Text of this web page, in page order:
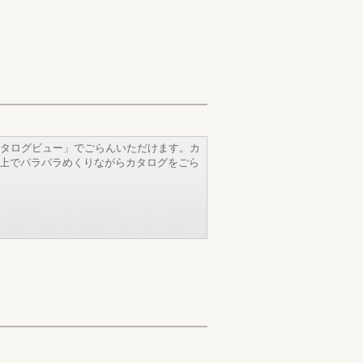
ログビュー」でごらんいただけます。カ
でパラパラめくりながらカタログをごら